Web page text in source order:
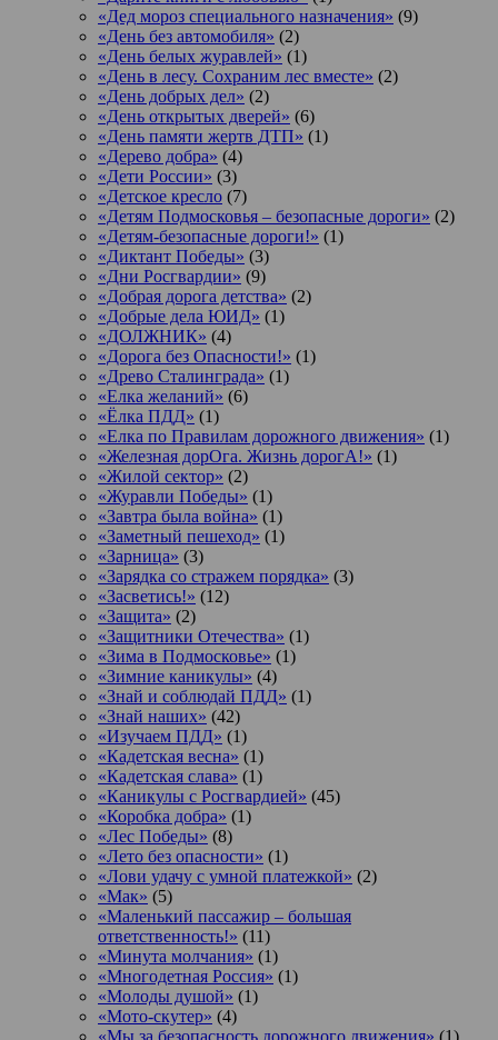
«Дед мороз специального назначения» (9)
«День без автомобиля» (2)
«День белых журавлей» (1)
«День в лесу. Сохраним лес вместе» (2)
«День добрых дел» (2)
«День открытых дверей» (6)
«День памяти жертв ДТП» (1)
«Дерево добра» (4)
«Дети России» (3)
«Детское кресло (7)
«Детям Подмосковья – безопасные дороги» (2)
«Детям-безопасные дороги!» (1)
«Диктант Победы» (3)
«Дни Росгвардии» (9)
«Добрая дорога детства» (2)
«Добрые дела ЮИД» (1)
«ДОЛЖНИК» (4)
«Дорога без Опасности!» (1)
«Древо Сталинграда» (1)
«Елка желаний» (6)
«Ёлка ПДД» (1)
«Елка по Правилам дорожного движения» (1)
«Железная дорОга. Жизнь дорогА!» (1)
«Жилой сектор» (2)
«Журавли Победы» (1)
«Завтра была война» (1)
«Заметный пешеход» (1)
«Зарница» (3)
«Зарядка со стражем порядка» (3)
«Засветись!» (12)
«Защита» (2)
«Защитники Отечества» (1)
«Зима в Подмосковье» (1)
«Зимние каникулы» (4)
«Знай и соблюдай ПДД» (1)
«Знай наших» (42)
«Изучаем ПДД» (1)
«Кадетская весна» (1)
«Кадетская слава» (1)
«Каникулы с Росгвардией» (45)
«Коробка добра» (1)
«Лес Победы» (8)
«Лето без опасности» (1)
«Лови удачу с умной платежкой» (2)
«Мак» (5)
«Маленький пассажир – большая
ответственность!» (11)
«Минута молчания» (1)
«Многодетная Россия» (1)
«Молоды душой» (1)
«Мото-скутер» (4)
«Мы за безопасность дорожного движения» (1)